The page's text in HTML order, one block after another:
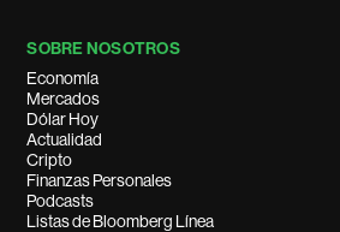
SOBRE NOSOTROS
Economía
Mercados
Dólar Hoy
Actualidad
Cripto
Finanzas Personales
Podcasts
Listas de Bloomberg Línea